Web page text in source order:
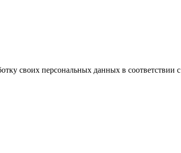
своих персональных данных в соответствии с